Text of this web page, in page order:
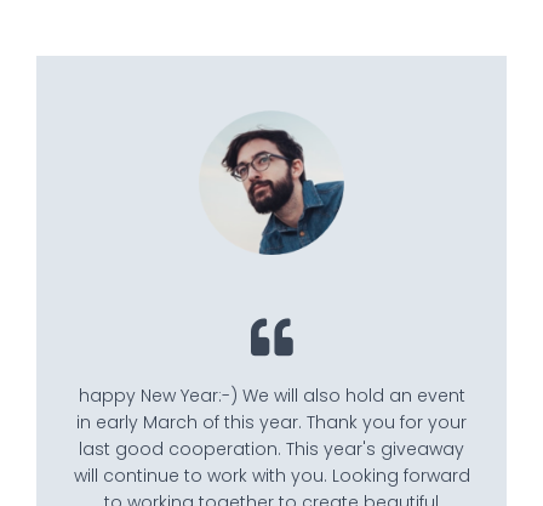
happy New Year:-) We will also hold an event
in early March of this year. Thank you for your
last good cooperation. This year's giveaway
will continue to work with you. Looking forward